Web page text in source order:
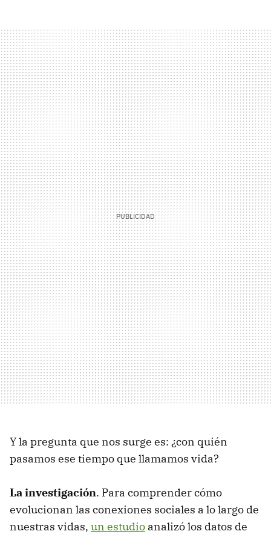
Y la pregunta que nos surge es: ¿con quién
pasamos ese tiempo que llamamos vida?
La investigación. Para comprender cómo
evolucionan las conexiones sociales a lo largo de
nuestras vidas, un estudio analizó los datos de